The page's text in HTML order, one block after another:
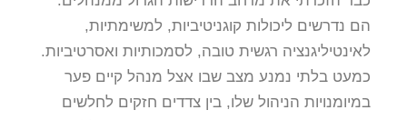
הם נדרשים ליכולות קוגניטיביות, למשימתיות,
לאינטיליגנציה רגשית טובה, לסמכותיות ואסרטיביות.
כמעט בלתי נמנע מצב שבו אצל מנהל קיים פער
במיומנויות הניהול שלו, בין צדדים חזקים לחלשים